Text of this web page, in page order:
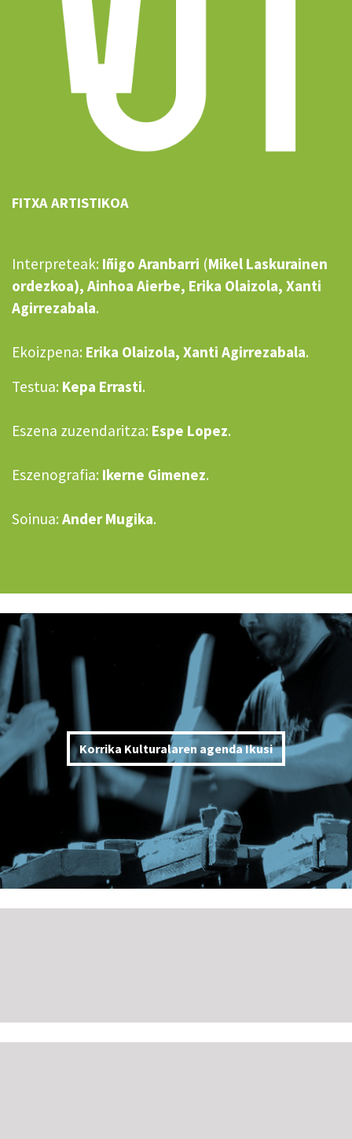
FITXA ARTISTIKOA
Interpreteak: Iñigo Aranbarri (Mikel Laskurainen
ordezkoa), Ainhoa Aierbe, Erika Olaizola, Xanti
Agirrezabala.
Ekoizpena: Erika Olaizola, Xanti Agirrezabala.
Testua: Kepa Errasti.
Eszena zuzendaritza: Espe Lopez.
Eszenografia: Ikerne Gimenez.
Soinua: Ander Mugika.
Korrika Kulturalaren agenda Ikusi